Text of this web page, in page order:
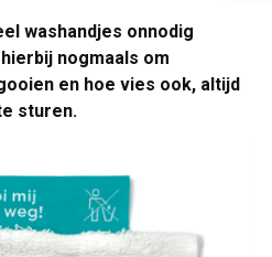
washandjes onnodig
nogmaals om
en hoe vies ook, altijd
sturen.